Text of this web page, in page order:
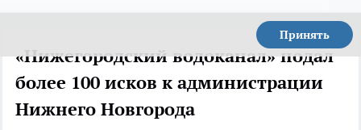
Принять
«Нижегородский водоканал» подал
более 100 исков к администрации
Нижнего Новгорода